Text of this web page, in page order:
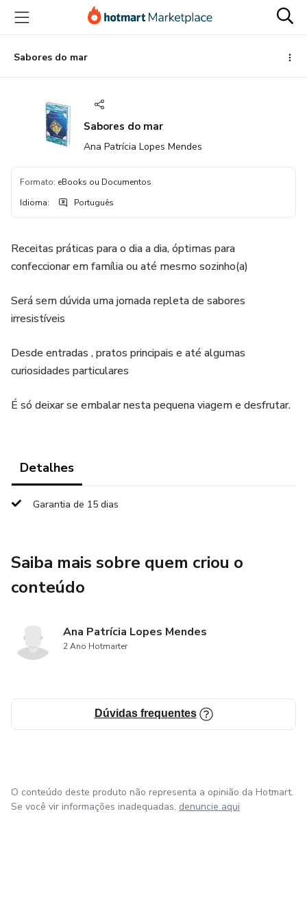
para
conteúdo
principal
para
pagamento
para
rodapé
Sabores do mar
Sabores do mar
Ana Patrícia Lopes Mendes
Formato: eBooks ou Documentos
Idioma: Português
Receitas práticas para o dia a dia, óptimas para
confeccionar em família ou até mesmo sozinho(a)
Será sem dúvida uma jornada repleta de sabores
irresistíveis
Desde entradas , pratos principais e até algumas
curiosidades particulares
É só deixar se embalar nesta pequena viagem e desfrutar.
Detalhes
Garantia de 15 dias
Saiba mais sobre quem criou o
conteúdo
Ana Patrícia Lopes Mendes
2 Ano Hotmarter
Dúvidas frequentes
O conteúdo deste produto não representa a opinião da Hotmart.
Se você vir informações inadequadas, denuncie aqui